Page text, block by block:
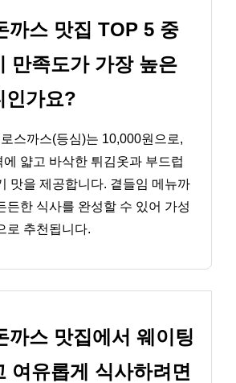
까스 맛집 TOP 5 중
만족도가 가장 높은
인가요?
스까스(등심)는 10,000원으로,
얇고 바삭한 튀김옷과 부드럽
맛을 제공합니다. 곁들임 메뉴까
든한 식사를 완성할 수 있어 가성
로 추천됩니다.
까스 맛집에서 웨이팅
여유롭게 식사하려면